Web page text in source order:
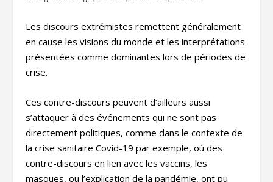
Les discours extrémistes remettent généralement
en cause les visions du monde et les interprétations
présentées comme dominantes lors de périodes de
crise.
Ces contre-discours peuvent d’ailleurs aussi
s’attaquer à des événements qui ne sont pas
directement politiques, comme dans le contexte de
la crise sanitaire Covid-19 par exemple, où des
contre-discours en lien avec les vaccins, les
masques, ou l’explication de la pandémie, ont pu